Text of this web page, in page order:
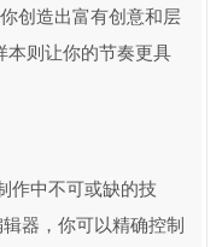
创造出富有创意和层
本则让你的节奏更具
作中不可或缺的技
器，你可以精确控制